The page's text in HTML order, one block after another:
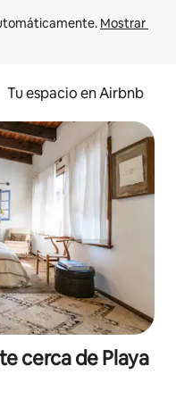
Mostrar
Tu espacio en Airbnb
cerca de Playa